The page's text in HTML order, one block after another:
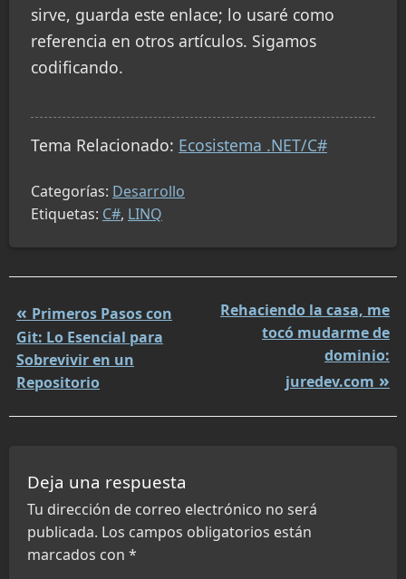
sirve, guarda este enlace; lo usaré como
referencia en otros artículos. Sigamos
codificando.
Tema Relacionado: Ecosistema .NET/C#
Categorías: Desarrollo
Etiquetas: C#, LINQ
Primeros Pasos con
Git: Lo Esencial para
Sobrevivir en un
Repositorio
Rehaciendo la casa, me
tocó mudarme de
dominio:
juredev.com
Deja una respuesta
Tu dirección de correo electrónico no será
publicada. Los campos obligatorios están
marcados con *